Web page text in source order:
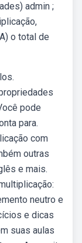
admin ;
o total de
pode
para.
com
outras
e mais.
neutro e
e dicas
suas aulas